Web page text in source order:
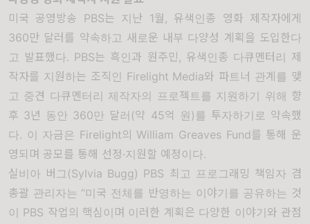
미국 공영방송 PBS는 지난 1월 , 유색인종 영화 제작자에게
360만 달러를 약속하고 새로운 내부 다양성 계획을 도입한다
고 발표했다. PBS는 흑인과 원주민 , 유색인종 다큐멘터리 제
작자를 지원하는 조직인 Firelight Media와 파트너 관계를 맺
고 중견 다큐멘터리 제작자의 프로젝트를 지원하기 위해 향
후 3년 동안 360만 달러 (약 45억 원)를 투자하기로 약속했
다. 이 자금은 Firelight의 William Greaves Fund를 통해 운
영되며 공모를 통해 선정·지원할 예정이다.
실비아 버그(Sylvia Bugg) PBS 최고 프로그래밍 책임자 겸
총괄 관리자는 “미국 전체를 반영하는 이야기를 공유하는 것
이 PBS 작업의 핵심이며 이러한 계획은 다양한 이야기와 관점